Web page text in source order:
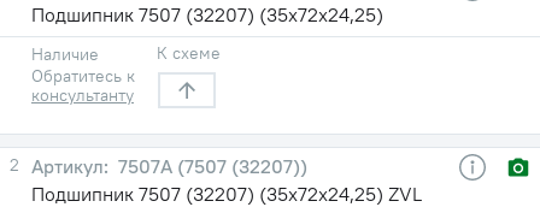
Подшипник 7507 (32207) (35х72х24,25)
Наличие
Обратитесь к
консультанту
К схеме
2
7507А (7507 (32207))
Подшипник 7507 (32207) (35х72х24,25) ZVL